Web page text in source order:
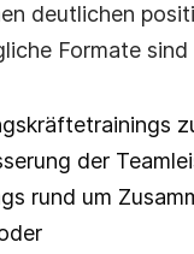
deutlichen
Formate sind
der
rund um